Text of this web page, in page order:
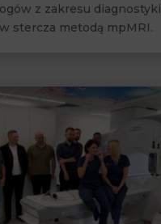
z zakresu diagnostyki
stercza metodą mpMRI.